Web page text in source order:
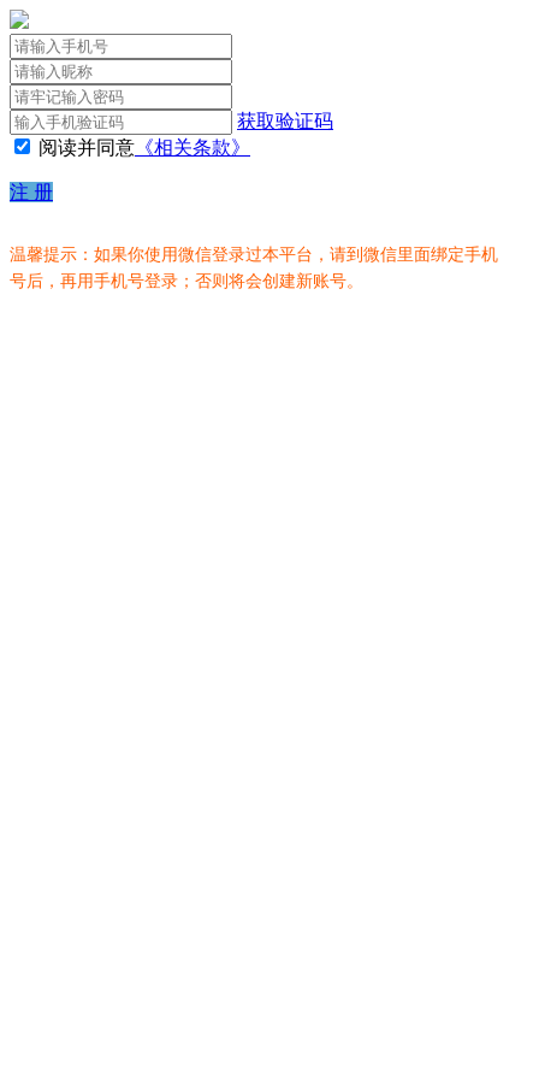
获取验证码
阅读并同意 《相关条款》
注 册
温馨提示：如果你使用微信登录过本平台，请到微信里面绑定手机
号后，再用手机号登录；否则将会创建新账号。